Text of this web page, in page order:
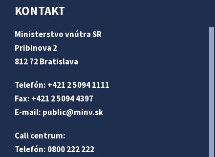
KONTAKT
Ministerstvo vnútra SR
Pribinova 2
812 72 Bratislava
Telefón: +421 2 5094 1111
Fax: +421 2 5094 4397
E-mail: public@minv.sk
Call centrum:
Telefón: 0800 222 222